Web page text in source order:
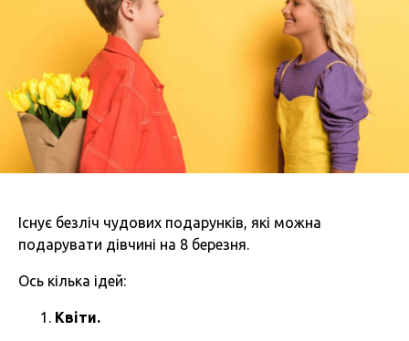
Існує безліч чудових подарунків, які можна
подарувати дівчині на 8 березня.
Ось кілька ідей:
Квіти.